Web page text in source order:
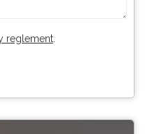
reglement.